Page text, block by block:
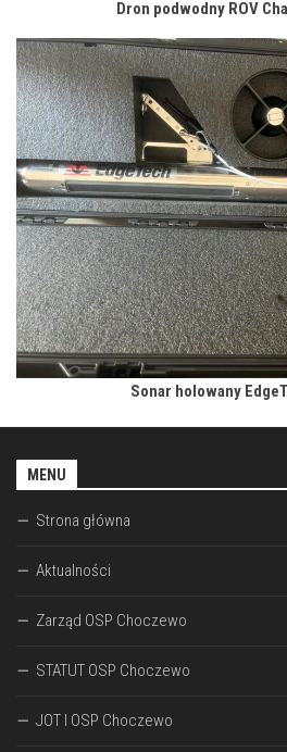
Dron podwodny ROV
Sonar holowany
MENU
Strona główna
Aktualności
Zarząd OSP Choczewo
STATUT OSP Choczewo
JOT I OSP Choczewo